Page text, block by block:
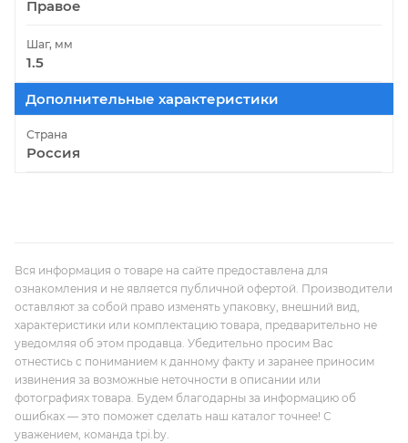
Правое
Шаг, мм
1.5
Дополнительные характеристики
Страна
Россия
Вся информация о товаре на сайте предоставлена для
ознакомления и не является публичной офертой. Производители
оставляют за собой право изменять упаковку, внешний вид,
характеристики или комплектацию товара, предварительно не
уведомляя об этом продавца. Убедительно просим Вас
отнестись с пониманием к данному факту и заранее приносим
извинения за возможные неточности в описании или
фотографиях товара. Будем благодарны за информацию об
ошибках — это поможет сделать наш каталог точнее! С
уважением, команда tpi.by.